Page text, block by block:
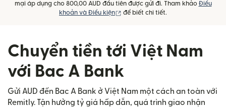
mại áp dụng cho 800,00 AUD đầu tiên được gửi đi. Tham khảo Điều
khoản và Điều kiện
(mở trong cửa sổ mới)
để biết chi tiết.
Chuyển tiền tới Việt Nam
với Bac A Bank
Gửi AUD đến Bac A Bank ở Việt Nam một cách an toàn với
Remitly. Tận hưởng tỷ giá hấp dẫn, quá trình giao nhận